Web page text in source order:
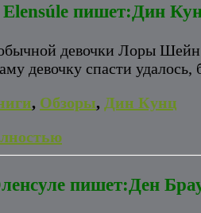
Elensúle пишет:Дин
девочки Лоры Шейн
девочку спасти
, Обзоры, Дин Кунц
пишет:Ден